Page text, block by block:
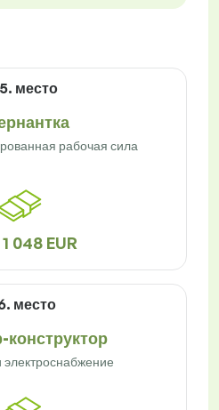
место
рабочая сила
048 EUR
место
электроснабжение